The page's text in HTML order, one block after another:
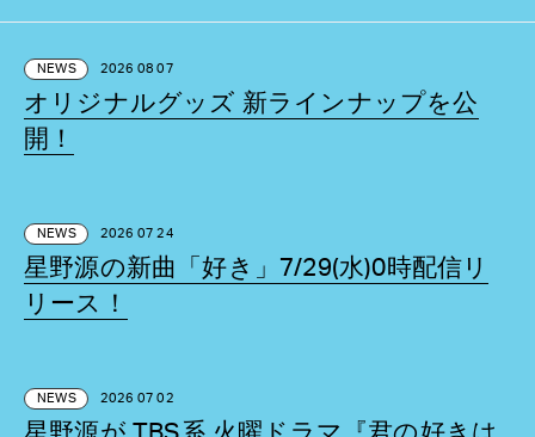
NEWS 2026 08 07
オリジナルグッズ 新ラインナップを公
開！
NEWS 2026 07 24
星野源の新曲「好き」7/29(水)0時配信リ
リース！
NEWS 2026 07 02